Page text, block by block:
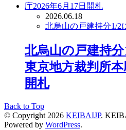
2026.06.18
北烏山の戸建持分1/2
北烏山の戸建持
東京地方裁判所本
開札
Back to Top
© Copyright 2026 KEIBAIJP.
Powered by WordPress.